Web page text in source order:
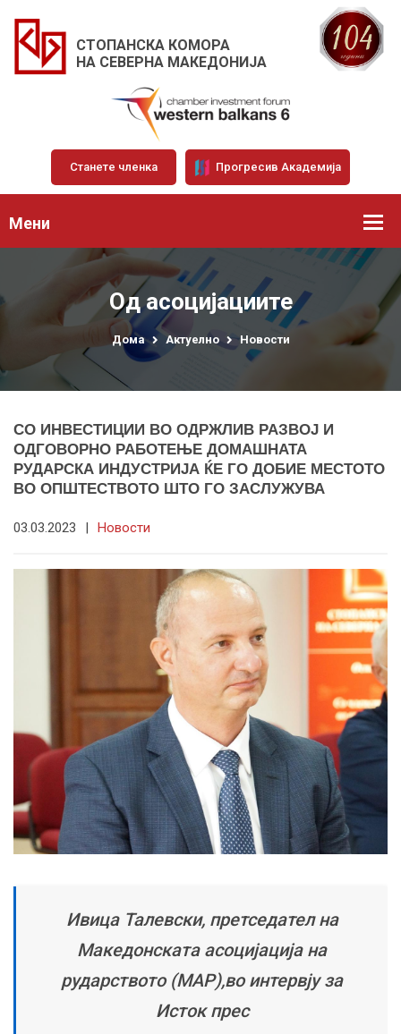
СТОПАНСКА КОМОРА
НА СЕВЕРНА МАКЕДОНИЈА
Станете членка Прогресив Академија
Мени
Од асоцијациите
Дома Актуелно Новости
СО ИНВЕСТИЦИИ ВО ОДРЖЛИВ РАЗВОЈ И
ОДГОВОРНО РАБОТЕЊЕ ДОМАШНАТА
РУДАРСКА ИНДУСТРИЈА ЌЕ ГО ДОБИЕ МЕСТОТО
ВО ОПШТЕСТВОТО ШТО ГО ЗАСЛУЖУВА
03.03.2023 | Новости
Ивица Талевски, претседател на
Македонската асоцијација на
рударството (МАР),во интервју за
Исток прес